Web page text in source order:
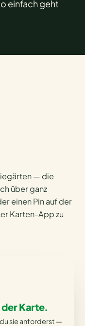
einfach geht
— die
über ganz
einen Pin auf der
Karten-App zu
Karte.
sie anforderst —